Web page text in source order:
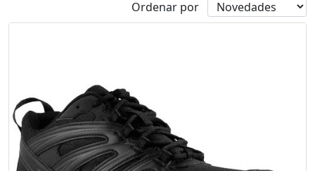
Ordenar por